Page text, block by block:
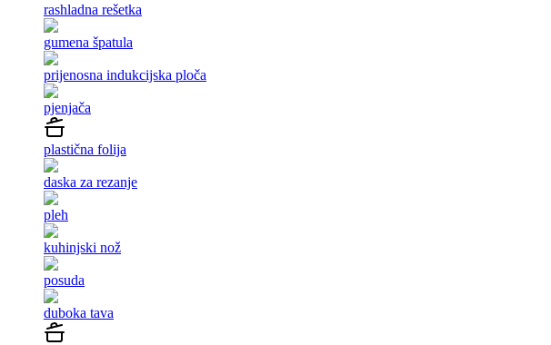
rashladna rešetka
gumena špatula
prijenosna indukcijska ploča
pjenjača
plastična folija
daska za rezanje
pleh
kuhinjski nož
posuda
duboka tava